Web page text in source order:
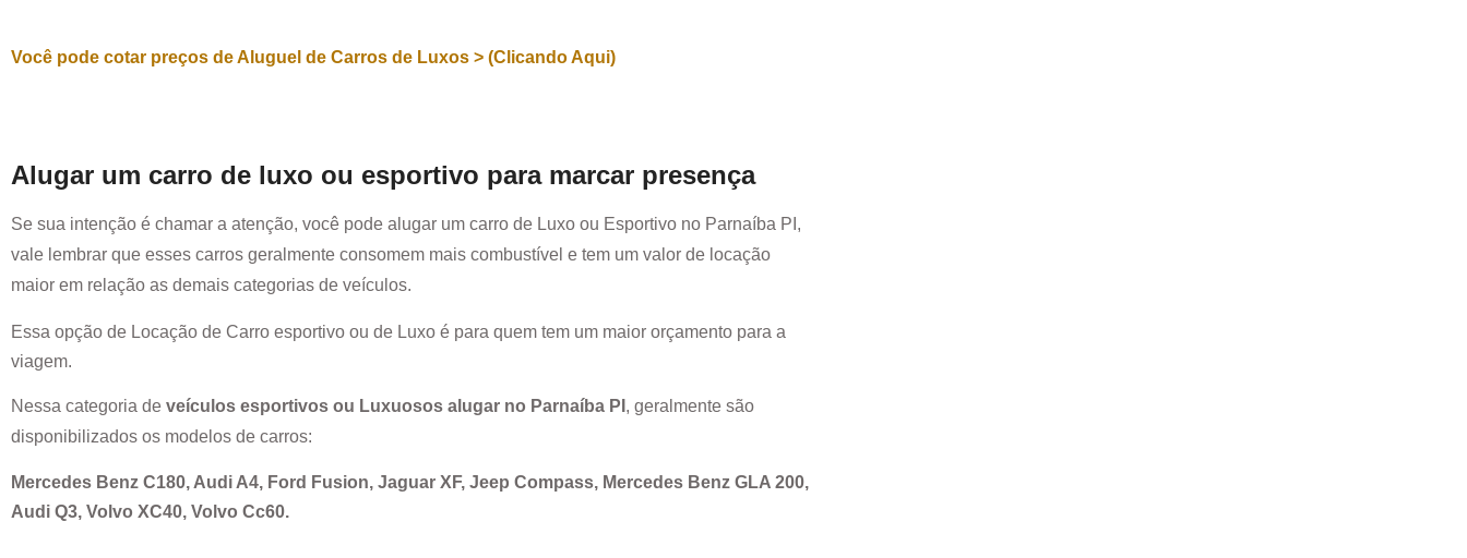
Você pode cotar preços de Aluguel de Carros de Luxos > (Clicando Aqui)
Alugar um carro de luxo ou esportivo para marcar presença
Se sua intenção é chamar a atenção, você pode alugar um carro de Luxo ou Esportivo no Parnaíba PI ,
vale lembrar que esses carros geralmente consomem mais combustível e tem um valor de locação
maior em relação as demais categorias de veículos.
Essa opção de Locação de Carro esportivo ou de Luxo é para quem tem um maior orçamento para a
viagem.
Nessa categoria de veículos esportivos ou Luxuosos alugar no Parnaíba PI , geralmente são
disponibilizados os modelos de carros:
Mercedes Benz C180, Audi A4, Ford Fusion, Jaguar XF, Jeep Compass, Mercedes Benz GLA 200,
Audi Q3, Volvo XC40, Volvo Cc60.